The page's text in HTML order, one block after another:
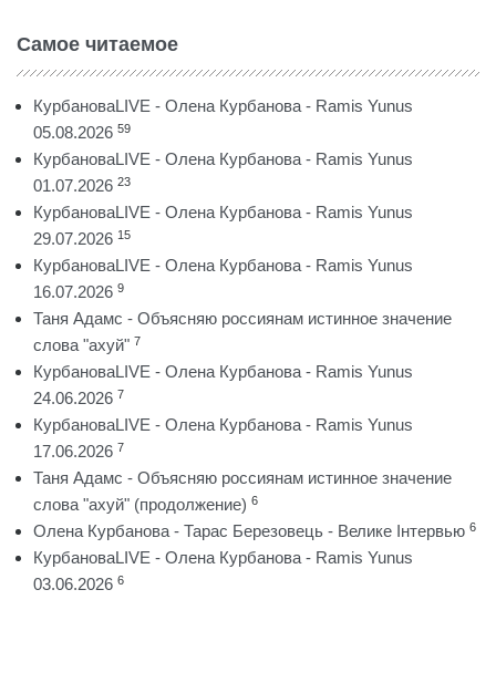
Самое читаемое
КурбановаLIVE - Олена Курбанова - Ramis Yunus
05.08.2026 59
КурбановаLIVE - Олена Курбанова - Ramis Yunus
01.07.2026 23
КурбановаLIVE - Олена Курбанова - Ramis Yunus
29.07.2026 15
КурбановаLIVE - Олена Курбанова - Ramis Yunus
16.07.2026 9
Таня Адамс - Объясняю россиянам истинное значение
слова "ахуй" 7
КурбановаLIVE - Олена Курбанова - Ramis Yunus
24.06.2026 7
КурбановаLIVE - Олена Курбанова - Ramis Yunus
17.06.2026 7
Таня Адамс - Объясняю россиянам истинное значение
слова "ахуй" (продолжение) 6
Олена Курбанова - Тарас Березовець - Велике Інтервью 6
КурбановаLIVE - Олена Курбанова - Ramis Yunus
03.06.2026 6